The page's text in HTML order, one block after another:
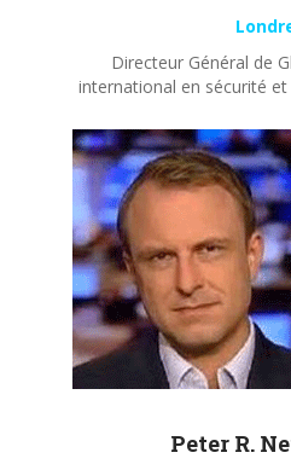
Directeur Général de
international en sécurité
Peter R.